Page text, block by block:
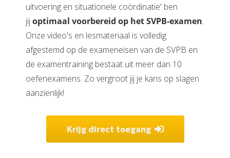
uitvoering en situationele coördinatie' ben
jijoptimaal voorbereid op het SVPB-examen.
Onze video's en lesmateriaal is volledig
afgestemd op de exameneisen van de SVPB en
de examentraining bestaat uit meer dan 10
oefenexamens. Zo vergroot jij je kans op slagen
aanzienlijk!
Krijg direct toegang